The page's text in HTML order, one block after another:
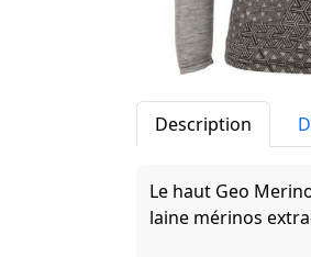
Description
Le haut Geo
laine mérinos